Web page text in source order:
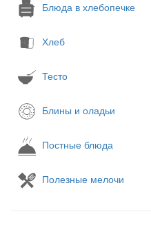
Блюда в хлебопечке
Хлеб
Тесто
Блины и оладьи
Постные блюда
Полезные мелочи